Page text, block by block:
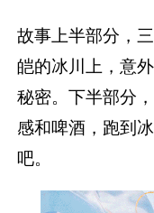
故事上半部分，
皑的冰川上，意
秘密。下半部分
感和啤酒，跑到
吧。